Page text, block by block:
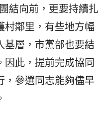
結向前，更要持續扎
村鄰里，有些地方幅
基層，市黨部也要結
此，提前完成協同
，參選同志能夠儘早